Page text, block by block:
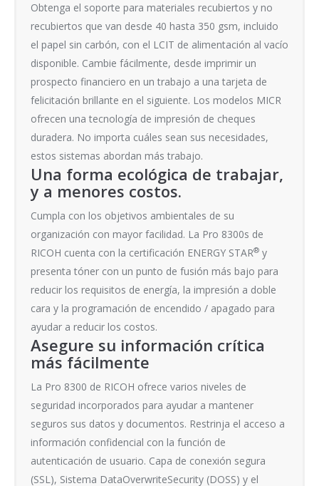
Obtenga el soporte para materiales recubiertos y no
recubiertos que van desde 40 hasta 350 gsm, incluido
el papel sin carbón, con el LCIT de alimentación al vacío
disponible. Cambie fácilmente, desde imprimir un
prospecto financiero en un trabajo a una tarjeta de
felicitación brillante en el siguiente. Los modelos MICR
ofrecen una tecnología de impresión de cheques
duradera. No importa cuáles sean sus necesidades,
estos sistemas abordan más trabajo.
Una forma ecológica de trabajar,
y a menores costos.
Cumpla con los objetivos ambientales de su
organización con mayor facilidad. La Pro 8300s de
RICOH cuenta con la certificación ENERGY STAR® y
presenta tóner con un punto de fusión más bajo para
reducir los requisitos de energía, la impresión a doble
cara y la programación de encendido / apagado para
ayudar a reducir los costos.
Asegure su información crítica
más fácilmente
La Pro 8300 de RICOH ofrece varios niveles de
seguridad incorporados para ayudar a mantener
seguros sus datos y documentos. Restrinja el acceso a
información confidencial con la función de
autenticación de usuario. Capa de conexión segura
(SSL), Sistema DataOverwriteSecurity (DOSS) y el